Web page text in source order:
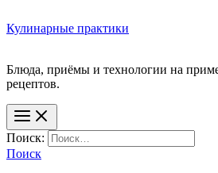
Кулинарные практики
Блюда, приёмы и технологии на
Поиск:
Поиск